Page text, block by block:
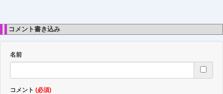
コメント書き込み
名前
コメント (必須)